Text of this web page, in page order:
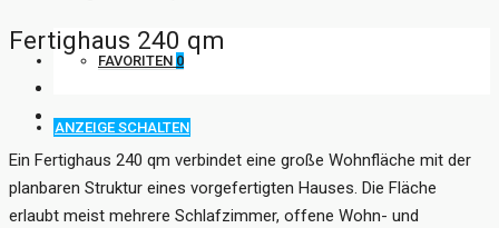
FAVORITEN 0
ANZEIGE SCHALTEN
Fertighaus 240 qm
Ein Fertighaus 240 qm verbindet eine große Wohnfläche mit der
planbaren Struktur eines vorgefertigten Hauses. Die Fläche
erlaubt meist mehrere Schlafzimmer, offene Wohn- und